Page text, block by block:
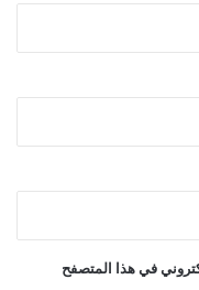
في هذا المتصفح